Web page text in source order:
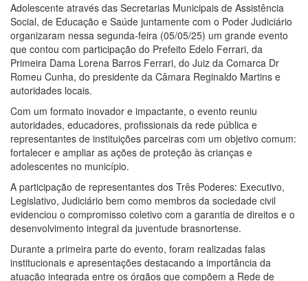
Adolescente através das Secretarias Municipais de Assistência
Social, de Educação e Saúde juntamente com o Poder Judiciário
organizaram nessa segunda-feira (05/05/25) um grande evento
que contou com participação do Prefeito Edelo Ferrari, da
Primeira Dama Lorena Barros Ferrari, do Juiz da Comarca Dr
Romeu Cunha, do presidente da Câmara Reginaldo Martins e
autoridades locais.
Com um formato inovador e impactante, o evento reuniu
autoridades, educadores, profissionais da rede pública e
representantes de instituições parceiras com um objetivo comum:
fortalecer e ampliar as ações de proteção às crianças e
adolescentes no município.
A participação de representantes dos Três Poderes: Executivo,
Legislativo, Judiciário bem como membros da sociedade civil
evidenciou o compromisso coletivo com a garantia de direitos e o
desenvolvimento integral da juventude brasnortense.
Durante a primeira parte do evento, foram realizadas falas
institucionais e apresentações destacando a importância da
atuação integrada entre os órgãos que compõem a Rede de